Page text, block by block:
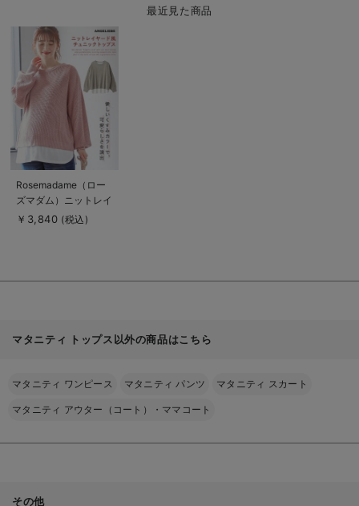
最近見た商品
商
を
見
る
商
品
詳
細
を
Rosemadame（ロー
ズマダム）ニットレイ
ヤード風チュニックト
￥3,840 (税込)
マタニティ トップス以外の商品はこちら
マタニティ ワンピース マタニティ パンツ マタニティ スカート
マタニティ アウター（コート）・ママコート
その他